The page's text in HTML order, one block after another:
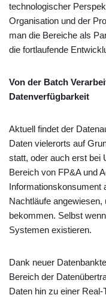
technologischer
Organisation und der
man die Bereiche als
die fortlaufende
Von der Batch
Datenverfügbarkeit
Aktuell findet der
Daten vielerorts auf
statt, oder auch erst bei
Bereich von FP&A und
Informationskonsument
Nachtläufe
bekommen. Selbst
Systemen existieren.
Dank neuer
Bereich der
Daten hin zu einer